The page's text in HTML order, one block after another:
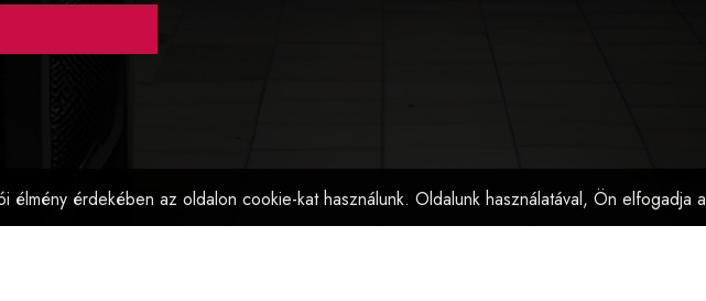
élmény érdekében az oldalon cookie-kat használunk. Oldalunk használatával, Ön elfogadja a